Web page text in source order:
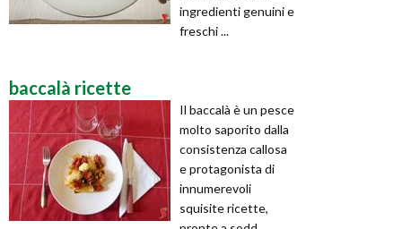
ingredienti genuini e
freschi ...
baccalà ricette
Il baccalà è un pesce
molto saporito dalla
consistenza callosa
e protagonista di
innumerevoli
squisite ricette,